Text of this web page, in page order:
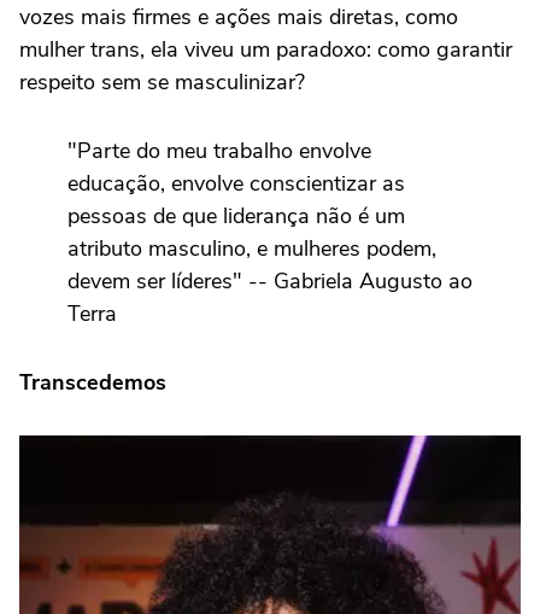
vozes mais firmes e ações mais diretas, como
mulher trans, ela viveu um paradoxo: como garantir
respeito sem se masculinizar?
"Parte do meu trabalho envolve
educação, envolve conscientizar as
pessoas de que liderança não é um
atributo masculino, e mulheres podem,
devem ser líderes" -- Gabriela Augusto ao
Terra
Transcedemos